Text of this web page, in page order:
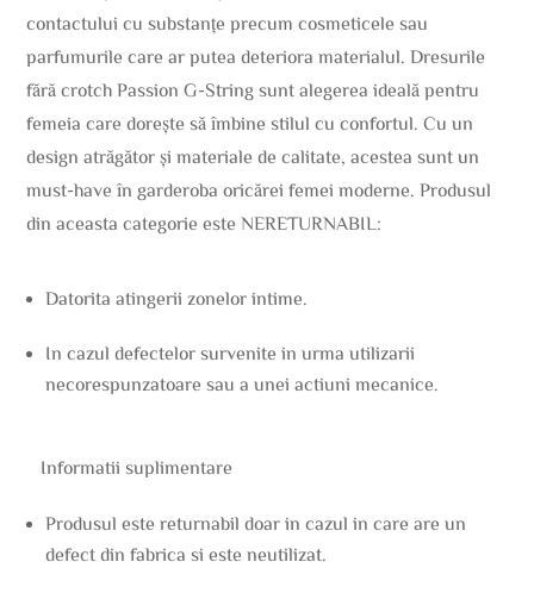
contactului cu substanțe precum cosmeticele sau
parfumurile care ar putea deteriora materialul. Dresurile
fără crotch Passion G-String sunt alegerea ideală pentru
femeia care dorește să îmbine stilul cu confortul. Cu un
design atrăgător și materiale de calitate, acestea sunt un
must-have în garderoba oricărei femei moderne. Produsul
din aceasta categorie este NERETURNABIL:
Datorita atingerii zonelor intime.
In cazul defectelor survenite in urma utilizarii
necorespunzatoare sau a unei actiuni mecanice.
Informatii suplimentare
Produsul este returnabil doar in cazul in care are un
defect din fabrica si este neutilizat.